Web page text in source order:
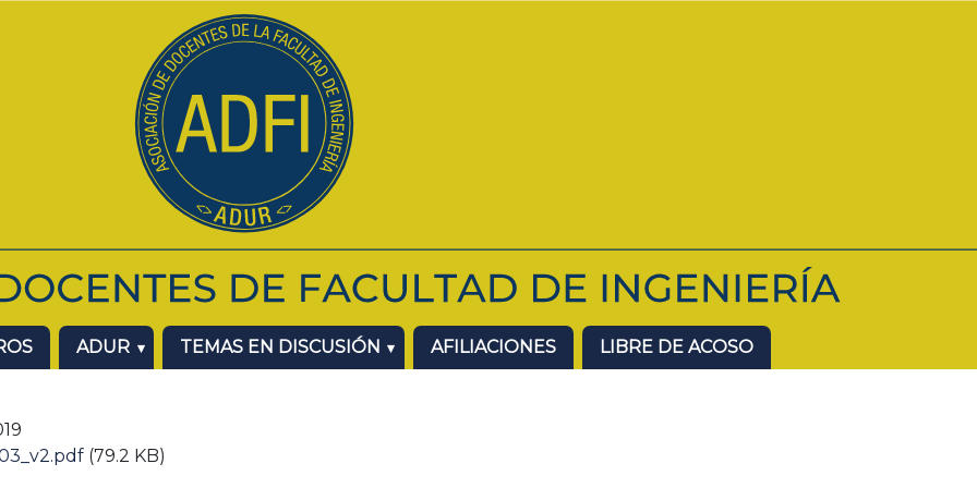
ADUR TEMAS EN DISCUSIÓN AFILIACIONES LIBRE DE ACOSO
(79.2 KB)